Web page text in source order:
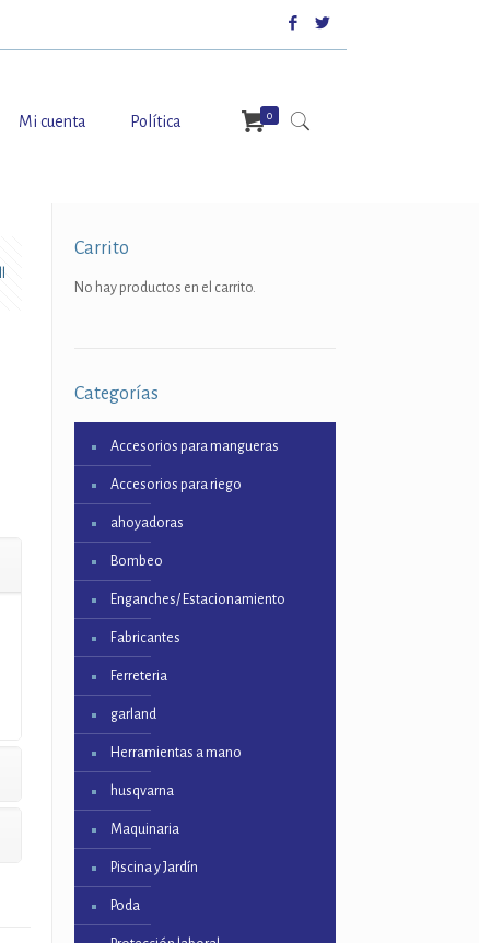
Mi cuenta Política 0
Carrito
No hay productos en el carrito.
Categorías
Accesorios para mangueras
Accesorios para riego
ahoyadoras
Bombeo
Enganches/ Estacionamiento
Fabricantes
Ferreteria
garland
Herramientas a mano
husqvarna
Maquinaria
Piscina y Jardín
Poda